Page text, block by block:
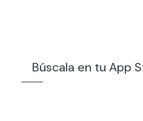
Búscala en tu App